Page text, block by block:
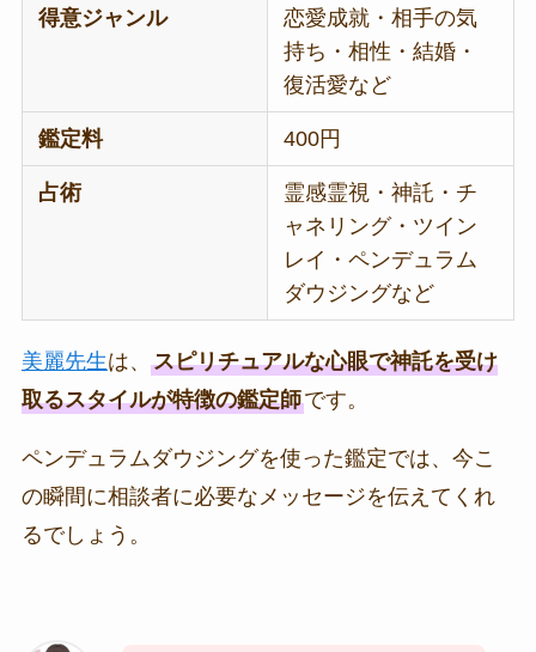
得意ジャンル
恋愛成就・相手の気
持ち・相性・結婚・
復活愛など
鑑定料 400円
占術
霊感霊視・神託・チ
ャネリング・ツイン
レイ・ペンデュラム
ダウジングなど
美麗先生は、 スピリチュアルな心眼で神託を受け
取るスタイルが特徴の鑑定師です。
ペンデュラムダウジングを使った鑑定では、今こ
の瞬間に相談者に必要なメッセージを伝えてくれ
るでしょう。